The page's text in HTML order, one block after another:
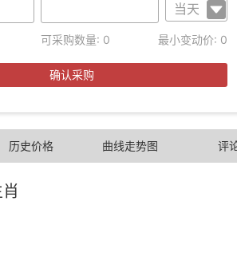
可采购数量: 0 最小变动价: 0
确认采购
历史价格 曲线走势图 评